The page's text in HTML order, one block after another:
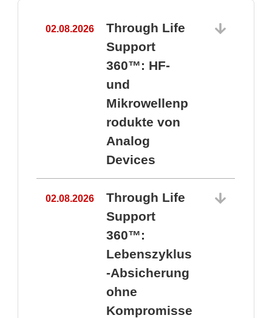
02.08.2026
Through Life
Support
360™: HF-
und
Mikrowellenp
rodukte von
Analog
Devices
02.08.2026
Through Life
Support
360™:
Lebenszyklus
-Absicherung
ohne
Kompromisse